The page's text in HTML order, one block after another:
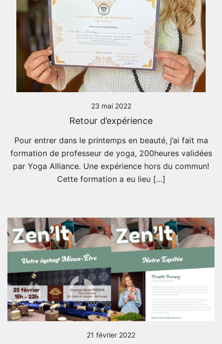
23 mai 2022
Retour d’expérience
Pour entrer dans le printemps en beauté, j’ai fait ma
formation de professeur de yoga, 200heures validées
par Yoga Alliance. Une expérience hors du commun!
Cette formation a eu lieu […]
21 février 2022